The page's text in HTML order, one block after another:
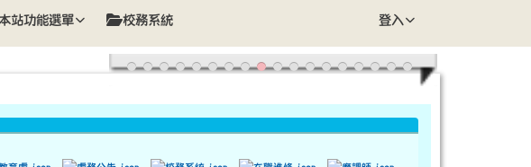
本站功能選單 校務系統 登入